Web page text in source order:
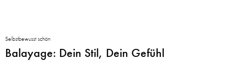
Selbstbewusst schön
Balayage: Dein Stil, Dein Gefühl